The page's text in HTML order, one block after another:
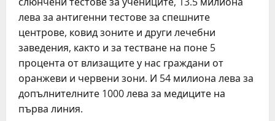
лева за антигенни тестове за спешните
центрове, ковид зоните и други лечебни
заведения, както и за тестване на поне 5
процента от влизащите у нас граждани от
оранжеви и червени зони. И 54 милиона лева за
допълнителните 1000 лева за медиците на
първа линия.